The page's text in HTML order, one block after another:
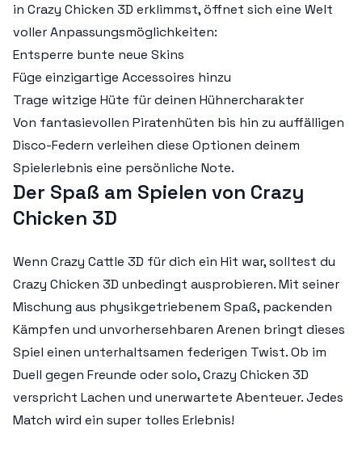
in Crazy Chicken 3D erklimmst, öffnet sich eine Welt
voller Anpassungsmöglichkeiten:
Entsperre bunte neue Skins
Füge einzigartige Accessoires hinzu
Trage witzige Hüte für deinen Hühnercharakter
Von fantasievollen Piratenhüten bis hin zu auffälligen
Disco-Federn verleihen diese Optionen deinem
Spielerlebnis eine persönliche Note.
Der Spaß am Spielen von Crazy
Chicken 3D
Wenn Crazy Cattle 3D für dich ein Hit war, solltest du
Crazy Chicken 3D unbedingt ausprobieren. Mit seiner
Mischung aus physikgetriebenem Spaß, packenden
Kämpfen und unvorhersehbaren Arenen bringt dieses
Spiel einen unterhaltsamen federigen Twist. Ob im
Duell gegen Freunde oder solo, Crazy Chicken 3D
verspricht Lachen und unerwartete Abenteuer. Jedes
Match wird ein super tolles Erlebnis!